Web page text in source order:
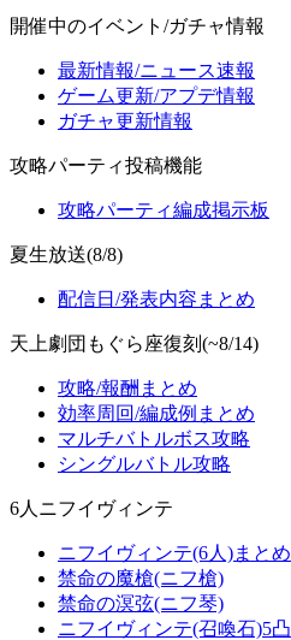
開催中のイベント/ガチャ情報
最新情報/ニュース速報
ゲーム更新/アプデ情報
ガチャ更新情報
攻略パーティ投稿機能
攻略パーティ編成掲示板
夏生放送(8/8)
配信日/発表内容まとめ
天上劇団もぐら座復刻(~8/14)
攻略/報酬まとめ
効率周回/編成例まとめ
マルチバトルボス攻略
シングルバトル攻略
6人ニフイヴィンテ
ニフイヴィンテ(6人)まとめ
禁命の魔槍(ニフ槍)
禁命の溟弦(ニフ琴)
ニフイヴィンテ(召喚石)5凸